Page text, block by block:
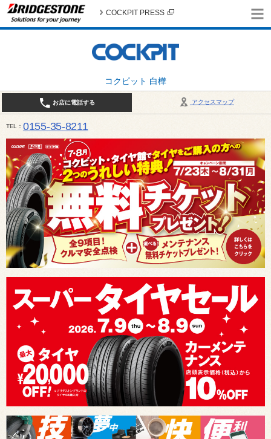
コクピット 白樺
COCKPIT PRESS
アクセスマップ
お店に電話する
TEL 0155-35-8211
10:00～18:30 （作業受付17:30最終） / 定休日：7月定休日 1日、7日、8日、14日、15日、21